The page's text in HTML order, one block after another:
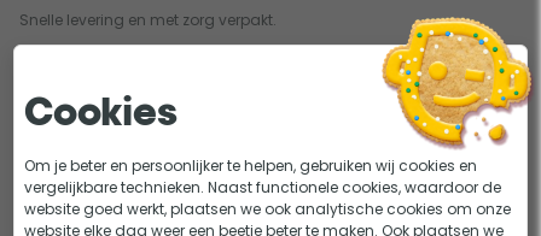
Snelle levering en met zorg verpakt.
13-03-2021Geschreven door a.oosterik
0 1
Snelle levering
Cookies
Om je beter en persoonlijker te helpen, gebruiken wij cookies en
vergelijkbare technieken. Naast functionele cookies, waardoor de
website goed werkt, plaatsen we ook analytische cookies om onze
website elke dag weer een beetje beter te maken. Ook plaatsen we